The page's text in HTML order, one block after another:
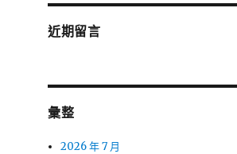
近期留言
彙整
2026 年 7 月